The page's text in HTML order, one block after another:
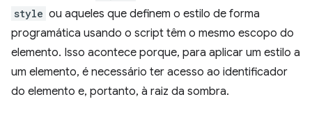
style ou aqueles que definem o estilo de forma
programática usando o script têm o mesmo escopo do
elemento. Isso acontece porque, para aplicar um estilo a
um elemento, é necessário ter acesso ao identificador
do elemento e, portanto, à raiz da sombra.